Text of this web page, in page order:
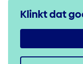
Klinkt dat